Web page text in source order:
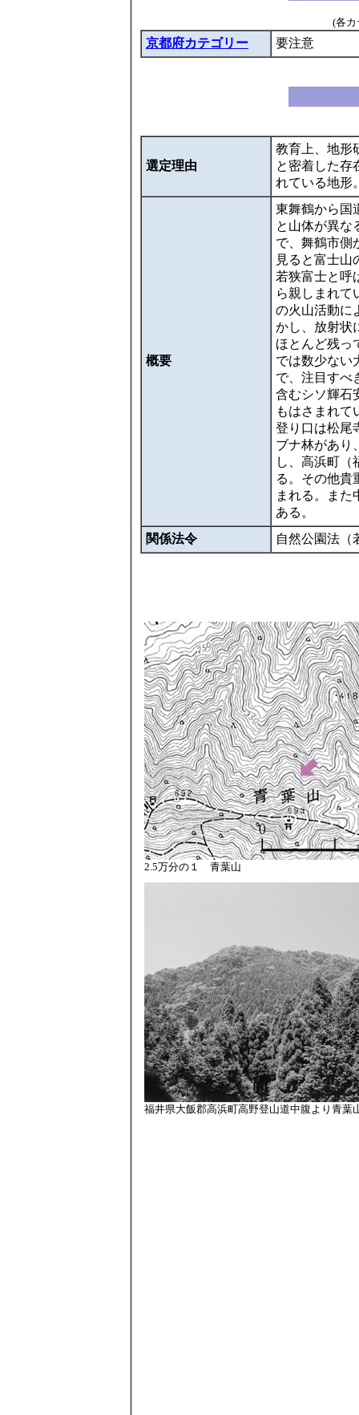
(各
京都府カテゴリー 要注意
選定理由
教育上、地形
と密着した存
れている地形
概要
東舞鶴から国
と山体が異な
で、舞鶴市側
見ると富士山
若狭富士と呼
ら親しまれて
の火山活動に
かし、放射状
ほとんど残っ
では数少ない
で、注目すべ
含むシソ輝石
もはさまれて
登り口は松尾
ブナ林があり
し、高浜町（
る。その他貴
まれる。また
ある。
関係法令
自然公園法（
2.5万分の１ 青葉山
福井県大飯郡高浜町高野登山道中腹より青葉